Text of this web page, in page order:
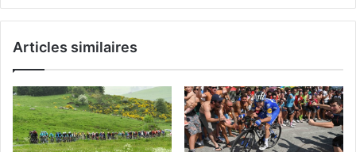
Articles similaires